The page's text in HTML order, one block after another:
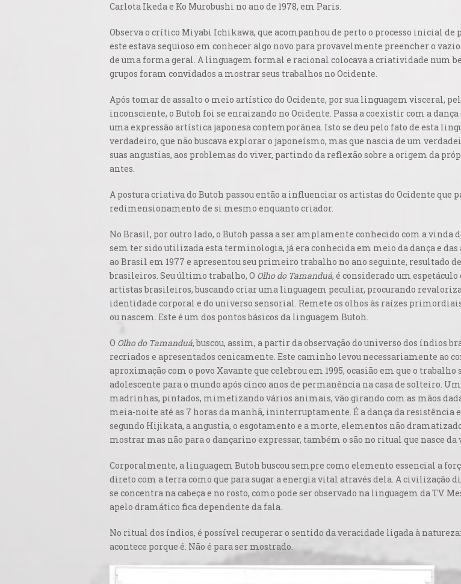
Carlota Ikeda e Ko Murobushi no ano de 1978, em Paris.
Observa o crítico Miyabi Ichikawa, que acompanhou de perto o processo inicial
este estava sequioso em conhecer algo novo para provavelmente preencher o
de uma forma geral. A linguagem formal e racional colocava a criatividade num
grupos foram convidados a mostrar seus trabalhos no Ocidente.
Após tomar de assalto o meio artístico do Ocidente, por sua linguagem visceral,
inconsciente, o Butoh foi se enraizando no Ocidente. Passa a coexistir com a
uma expressão artística japonesa contemporânea. Isto se deu pelo fato de esta
verdadeiro, que não buscava explorar o japoneísmo, mas que nascia de um
suas angustias, aos problemas do viver, partindo da reflexão sobre a origem da
antes.
A postura criativa do Butoh passou então a influenciar os artistas do Ocidente que
redimensionamento de si mesmo enquanto criador.
No Brasil, por outro lado, o Butoh passa a ser amplamente conhecido com a vinda
sem ter sido utilizada esta terminologia, já era conhecida em meio da dança e das
ao Brasil em 1977 e apresentou seu primeiro trabalho no ano seguinte, resultado
brasileiros. Seu último trabalho, O Olho do Tamanduá, é considerado um
artistas brasileiros, buscando criar uma linguagem peculiar, procurando
identidade corporal e do universo sensorial. Remete os olhos às raízes
ou nascem. Este é um dos pontos básicos da linguagem Butoh.
O Olho do Tamanduá, buscou, assim, a partir da observação do universo dos índios
recriados e apresentados cenicamente. Este caminho levou necessariamente ao
aproximação com o povo Xavante que celebrou em 1995, ocasião em que o
adolescente para o mundo após cinco anos de permanência na casa de solteiro.
madrinhas, pintados, mimetizando vários animais, vão girando com as mãos
meia-noite até as 7 horas da manhã, ininterruptamente. É a dança da resistência e
segundo Hijikata, a angustia, o esgotamento e a morte, elementos não
mostrar mas não para o dançarino expressar, também o são no ritual que nasce
Corporalmente, a linguagem Butoh buscou sempre como elemento essencial a
direto com a terra como que para sugar a energia vital através dela. A civilização
se concentra na cabeça e no rosto, como pode ser observado na linguagem da TV.
apelo dramático fica dependente da fala.
No ritual dos índios, é possível recuperar o sentido da veracidade ligada à
acontece porque é. Não é para ser mostrado.